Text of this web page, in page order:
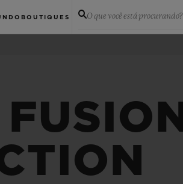
BOUTIQUES O que você está procurando?